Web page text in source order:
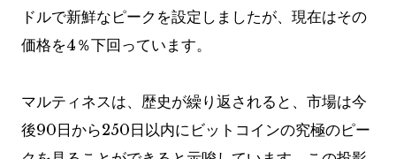
ドルで新鮮なピークを設定しましたが、現在はその
価格を4％下回っています。
マルティネスは、歴史が繰り返されると、市場は今
後90日から250日以内にビットコインの究極のピー